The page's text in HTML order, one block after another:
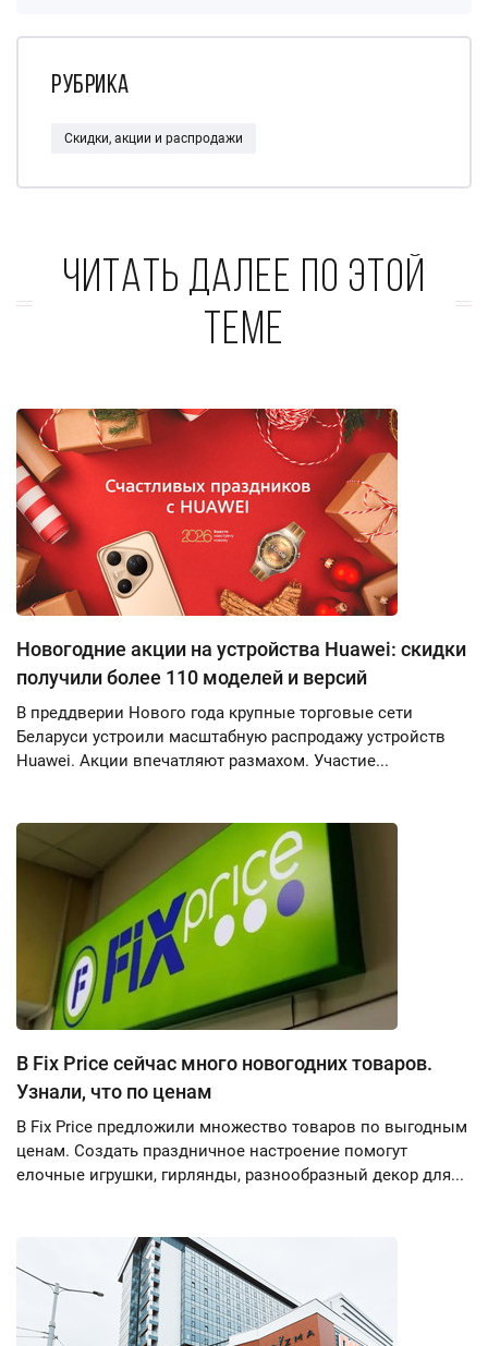
Рубрика
Скидки, акции и распродажи
Читать далее по этой
теме
Новогодние акции на устройства Huawei: скидки
получили более 110 моделей и версий
В преддверии Нового года крупные торговые сети
Беларуси устроили масштабную распродажу устройств
Huawei. Акции впечатляют размахом. Участие...
В Fix Price сейчас много новогодних товаров.
Узнали, что по ценам
В Fix Price предложили множество товаров по выгодным
ценам. Создать праздничное настроение помогут
елочные игрушки, гирлянды, разнообразный декор для...